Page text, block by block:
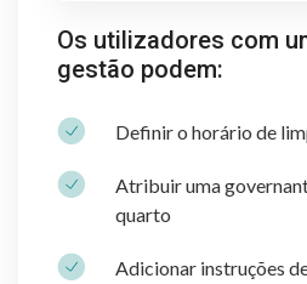
Os utilizadores com
gestão podem:
Definir o horário de
Atribuir uma
quarto
Adicionar instruções